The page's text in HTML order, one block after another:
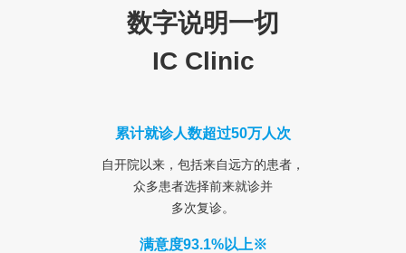
数字说明一切
IC Clinic
累计就诊人数超过50万人次
自开院以来，包括来自远方的患者，
众多患者选择前来就诊并
多次复诊。
满意度93.1%以上※